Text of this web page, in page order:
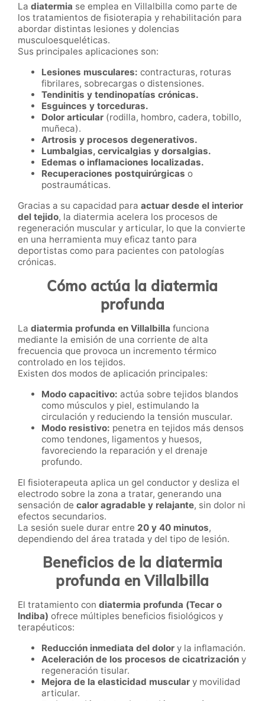
La diatermia se emplea en Villalbilla como parte de
los tratamientos de fisioterapia y rehabilitación para
abordar distintas lesiones y dolencias
musculoesqueléticas.
Sus principales aplicaciones son:
Lesiones musculares: contracturas, roturas
fibrilares, sobrecargas o distensiones.
Tendinitis y tendinopatías crónicas.
Esguinces y torceduras.
Dolor articular (rodilla, hombro, cadera, tobillo,
muñeca).
Artrosis y procesos degenerativos.
Lumbalgias, cervicalgias y dorsalgias.
Edemas o inflamaciones localizadas.
Recuperaciones postquirúrgicas o
postraumáticas.
Gracias a su capacidad para actuar desde el interior
del tejido, la diatermia acelera los procesos de
regeneración muscular y articular, lo que la convierte
en una herramienta muy eficaz tanto para
deportistas como para pacientes con patologías
crónicas.
Cómo actúa la diatermia
profunda
La diatermia profunda en Villalbilla funciona
mediante la emisión de una corriente de alta
frecuencia que provoca un incremento térmico
controlado en los tejidos.
Existen dos modos de aplicación principales:
Modo capacitivo: actúa sobre tejidos blandos
como músculos y piel, estimulando la
circulación y reduciendo la tensión muscular.
Modo resistivo: penetra en tejidos más densos
como tendones, ligamentos y huesos,
favoreciendo la reparación y el drenaje
profundo.
El fisioterapeuta aplica un gel conductor y desliza el
electrodo sobre la zona a tratar, generando una
sensación de calor agradable y relajante, sin dolor ni
efectos secundarios.
La sesión suele durar entre 20 y 40 minutos,
dependiendo del área tratada y del tipo de lesión.
Beneficios de la diatermia
profunda en Villalbilla
El tratamiento con diatermia profunda (Tecar o
Indiba) ofrece múltiples beneficios fisiológicos y
terapéuticos:
Reducción inmediata del dolor y la inflamación.
Aceleración de los procesos de cicatrización y
regeneración tisular.
Mejora de la elasticidad muscular y movilidad
articular.